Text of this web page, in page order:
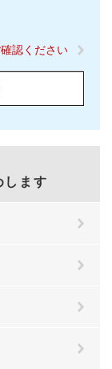
認ください
します